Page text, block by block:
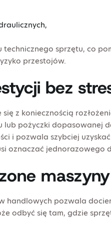
sprzętu, co
przestojów.
bez
z koniecznością
pożyczki dopasowanej
i pozwala szybciej
oznaczać jednorazowego
handlowych pozwala
odbyć się tam, gdzie